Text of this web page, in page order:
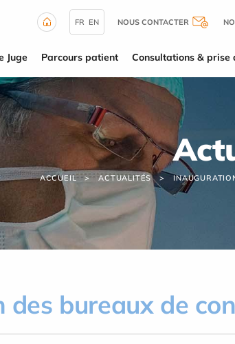
FR EN NOUS CONTACTER
Juge Parcours patient Consultations & prise
ACCUEIL ACTUALITÉS
bureaux de